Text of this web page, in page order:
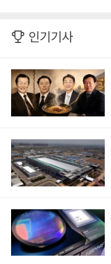
인기기사